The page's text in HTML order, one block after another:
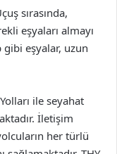
sırasında,
eşyaları almayı
gibi eşyalar, uzun
ile seyahat
İletişim
her türlü